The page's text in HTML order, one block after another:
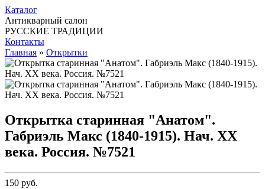
Каталог
Антикварный салон
РУССКИЕ ТРАДИЦИИ
Контакты
Главная » Открытки
Открытка старинная "Анатом".
Габриэль Макс (1840-1915). Нач. ХХ
века. Россия. №7521
150 руб.